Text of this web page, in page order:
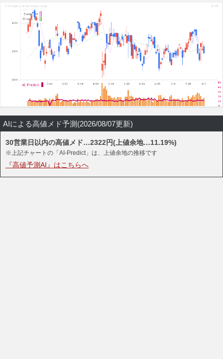
AIによる高値メド予測(2026/08/07更新)
30営業日以内の高値メド…2322円(上値余地…11.19%)
※上記チャートの「AI-Predict」は、上値余地の推移です
『高値予測AI』はこちらへ